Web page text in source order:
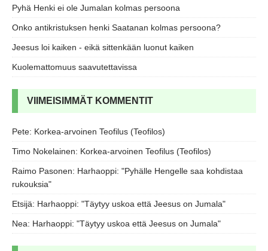
Pyhä Henki ei ole Jumalan kolmas persoona
Onko antikristuksen henki Saatanan kolmas persoona?
Jeesus loi kaiken - eikä sittenkään luonut kaiken
Kuolemattomuus saavutettavissa
VIIMEISIMMÄT KOMMENTIT
Pete: Korkea-arvoinen Teofilus (Teofilos)
Timo Nokelainen: Korkea-arvoinen Teofilus (Teofilos)
Raimo Pasonen: Harhaoppi: "Pyhälle Hengelle saa kohdistaa
rukouksia"
Etsijä: Harhaoppi: "Täytyy uskoa että Jeesus on Jumala"
Nea: Harhaoppi: "Täytyy uskoa että Jeesus on Jumala"